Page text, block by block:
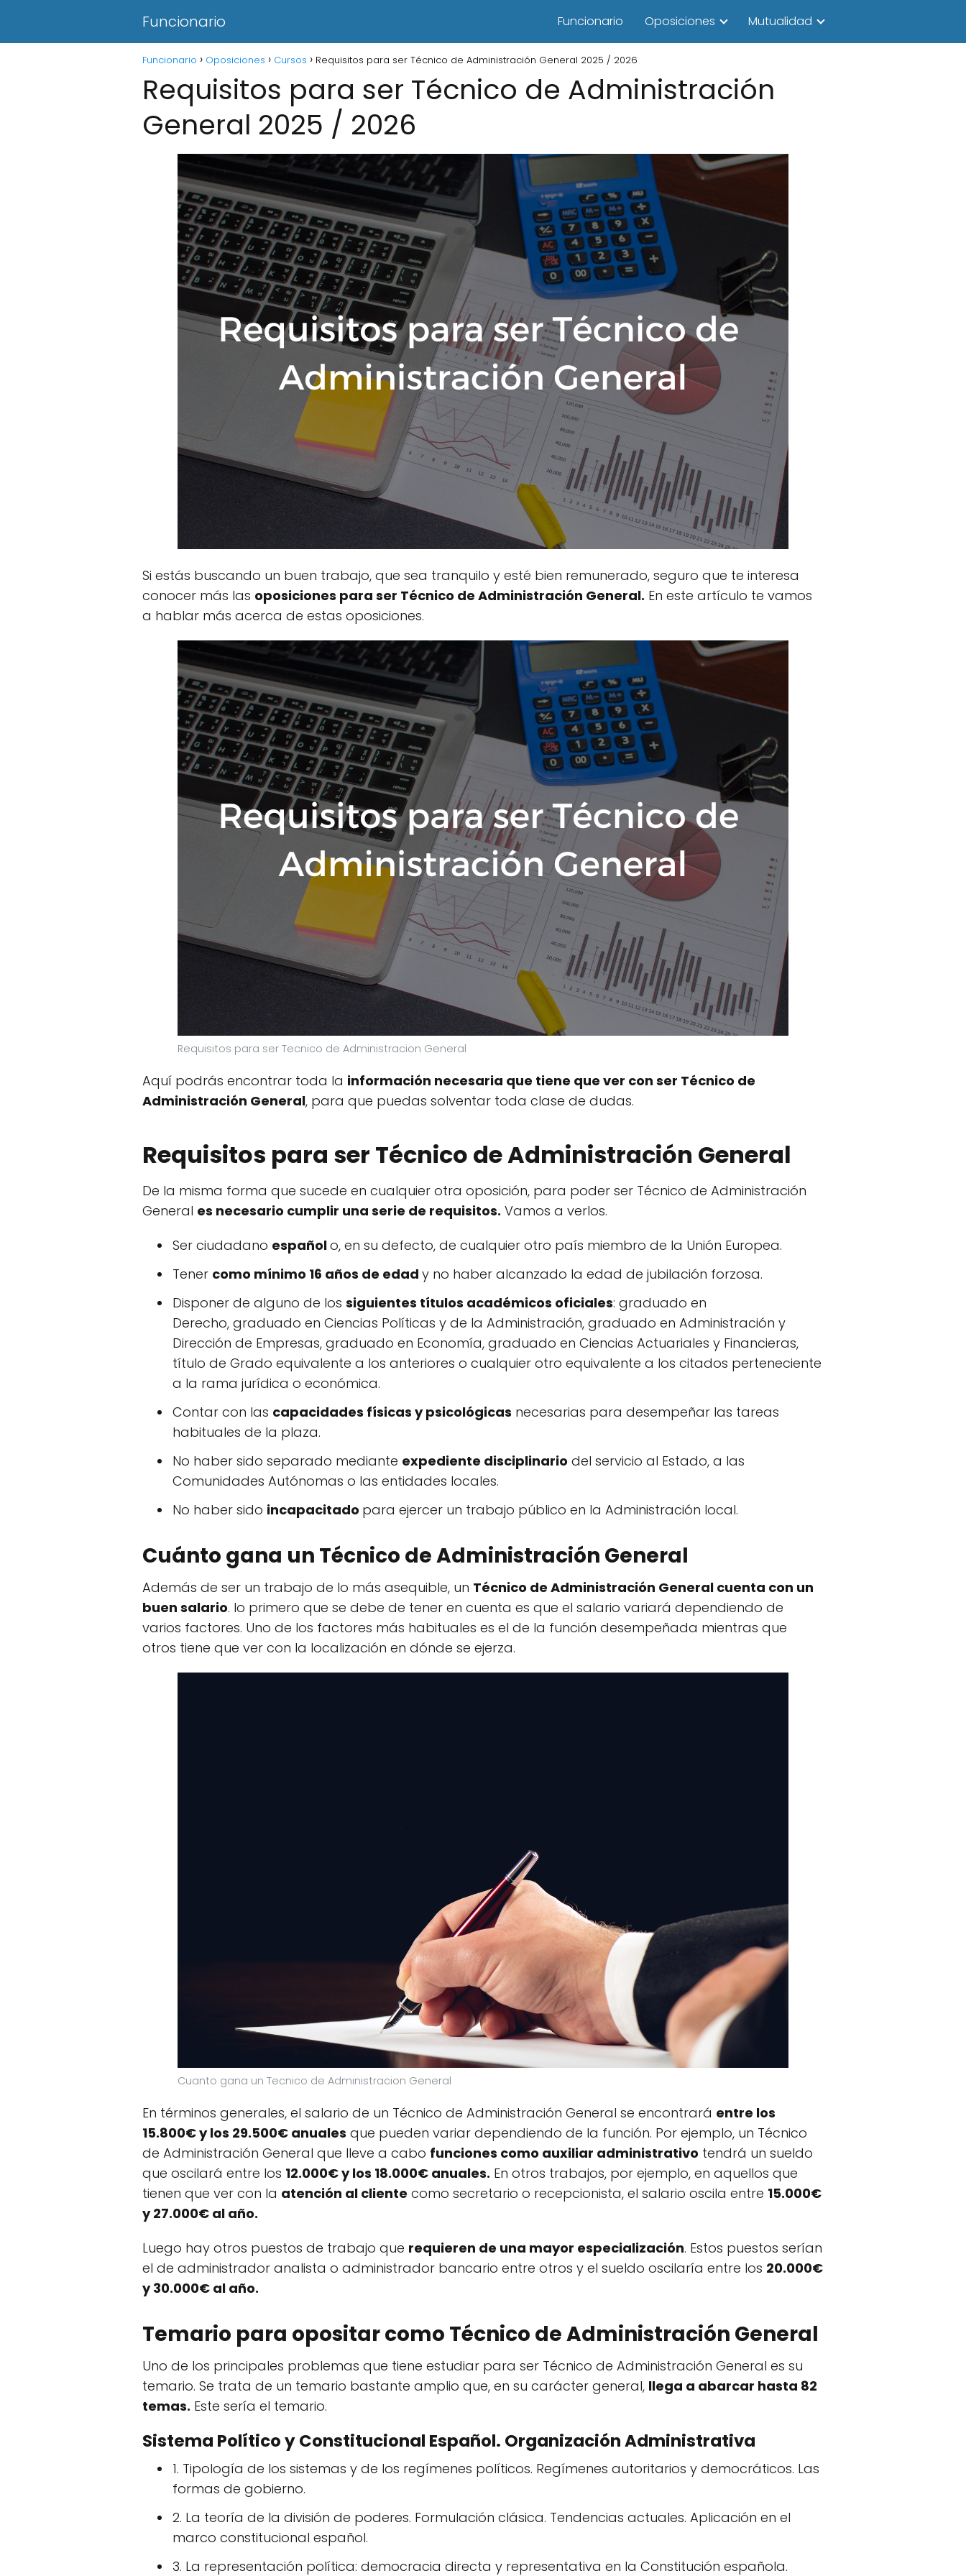
Funcionario Funcionario Oposiciones Mutualidad
Funcionario Oposiciones Cursos Requisitos para ser Técnico de Administración General 2025 / 2026
Requisitos para ser Técnico de Administración
General 2025 / 2026
Si estás buscando un buen trabajo, que sea tranquilo y esté bien remunerado, seguro que te interesa
conocer más las oposiciones para ser Técnico de Administración General. En este artículo te vamos
a hablar más acerca de estas oposiciones.
Requisitos para ser Tecnico de Administracion General
Aquí podrás encontrar toda la información necesaria que tiene que ver con ser Técnico de
Administración General, para que puedas solventar toda clase de dudas.
Requisitos para ser Técnico de Administración General
De la misma forma que sucede en cualquier otra oposición, para poder ser Técnico de Administración
General es necesario cumplir una serie de requisitos. Vamos a verlos.
Ser ciudadano españolo, en su defecto, de cualquier otro país miembro de la Unión Europea.
Tener como mínimo 16 años de edad y no haber alcanzado la edad de jubilación forzosa.
Disponer de alguno de los siguientes títulos académicos oficiales: graduado en
Derecho, graduado en Ciencias Políticas y de la Administración, graduado en Administración y
Dirección de Empresas, graduado en Economía, graduado en Ciencias Actuariales y Financieras,
título de Grado equivalente a los anteriores o cualquier otro equivalente a los citados perteneciente
a la rama jurídica o económica.
Contar con las capacidades físicas y psicológicas necesarias para desempeñar las tareas
habituales de la plaza.
No haber sido separado mediante expediente disciplinario del servicio al Estado, a las
Comunidades Autónomas o las entidades locales.
No haber sido incapacitado para ejercer un trabajo público en la Administración local.
Cuánto gana un Técnico de Administración General
Además de ser un trabajo de lo más asequible, un Técnico de Administración General cuenta con un
buen salario. lo primero que se debe de tener en cuenta es que el salario variará dependiendo de
varios factores. Uno de los factores más habituales es el de la función desempeñada mientras que
otros tiene que ver con la localización en dónde se ejerza.
Cuanto gana un Tecnico de Administracion General
En términos generales, el salario de un Técnico de Administración General se encontrará entre los
15.800€ y los 29.500€ anuales que pueden variar dependiendo de la función. Por ejemplo, un Técnico
de Administración General que lleve a cabo funciones como auxiliar administrativo tendrá un sueldo
que oscilará entre los 12.000€ y los 18.000€ anuales. En otros trabajos, por ejemplo, en aquellos que
tienen que ver con la atención al cliente como secretario o recepcionista, el salario oscila entre 15.000€
y 27.000€ al año.
Luego hay otros puestos de trabajo que requieren de una mayor especialización. Estos puestos serían
el de administrador analista o administrador bancario entre otros y el sueldo oscilaría entre los 20.000€
y 30.000€ al año.
Temario para opositar como Técnico de Administración General
Uno de los principales problemas que tiene estudiar para ser Técnico de Administración General es su
temario. Se trata de un temario bastante amplio que, en su carácter general, llega a abarcar hasta 82
temas. Este sería el temario.
Sistema Político y Constitucional Español. Organización Administrativa
1. Tipología de los sistemas y de los regímenes políticos. Regímenes autoritarios y democráticos. Las
formas de gobierno.
2. La teoría de la división de poderes. Formulación clásica. Tendencias actuales. Aplicación en el
marco constitucional español.
3. La representación política: democracia directa y representativa en la Constitución española.